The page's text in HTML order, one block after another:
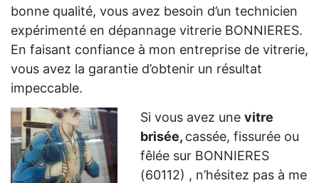
bonne qualité, vous avez besoin d’un technicien
expérimenté en dépannage vitrerie BONNIERES.
En faisant confiance à mon entreprise de vitrerie,
vous avez la garantie d’obtenir un résultat
impeccable.
Si vous avez unevitre
brisée, cassée, fissurée ou
fêlée sur BONNIERES
(60112) , n’hésitez pas à me